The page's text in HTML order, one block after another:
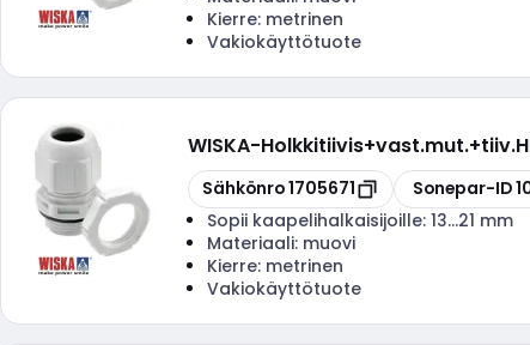
Kierre: metrinen
Vakiokäyttötuote
WISKA-
Kopioi
Sähkönro1705671 Kopioi
Sonepar-ID
Sopii kaapelihalkaisijoille: 13...21 mm
Materiaali: muovi
Kierre: metrinen
Vakiokäyttötuote